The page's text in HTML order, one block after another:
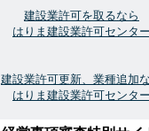
建設業許可を取るなら
はりま建設業許可センター
建設業許可更新、業種追加
はりま建設業許可センター